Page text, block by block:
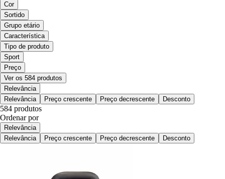
Cor
Sortido
Grupo etário
Característica
Tipo de produto
Sport
Preço
Ver os 584 produtos
Relevância
Relevância
Preço crescente Preço decrescente Desconto
584 produtos
Ordenar por
Relevância
Relevância
Preço crescente Preço decrescente Desconto